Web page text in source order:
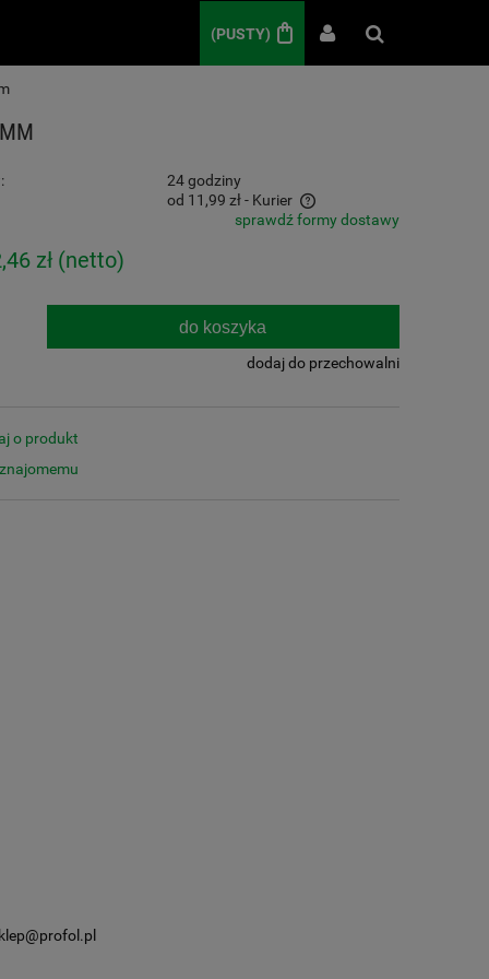
(PUSTY)
24 godziny
od 11,99 zł - Kurier
Cena nie zawiera ewentualnych kosztów
płatności
sprawdź formy dostawy
zł (netto)
do koszyka
dodaj do przechowalni
o produkt